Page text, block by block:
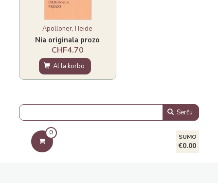
Apolloner, Heide
Nia originala prozo
CHF4.70
Al la korbo
Serĉu
0
SUMO
€0.00